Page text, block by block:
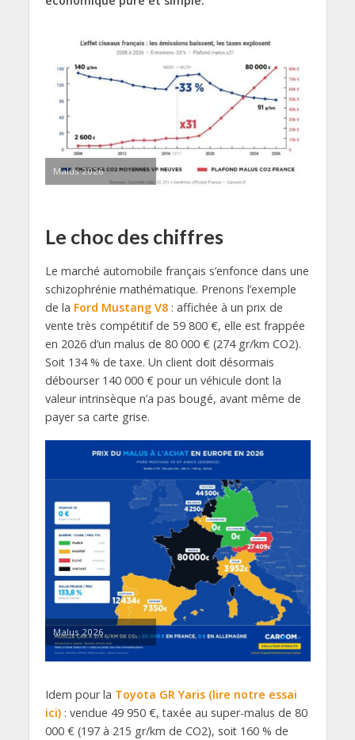
Malus 2026
Le choc des chiffres
Le marché automobile français s’enfonce dans une
schizophrénie mathématique. Prenons l’exemple
de la Ford Mustang V8: affichée à un prix de
vente très compétitif de 59 800 €, elle est frappée
en 2026 d’un malus de 80 000 € (274 gr/km CO2).
Soit 134 % de taxe. Un client doit désormais
débourser 140 000 € pour un véhicule dont la
valeur intrinsèque n’a pas bougé, avant même de
payer sa carte grise.
Malus 2026
Idem pour la Toyota GR Yaris (lire notre essai
ici): vendue 49 950 €, taxée au super-malus de 80
000 € (197 à 215 gr/km de CO2), soit 160 % de